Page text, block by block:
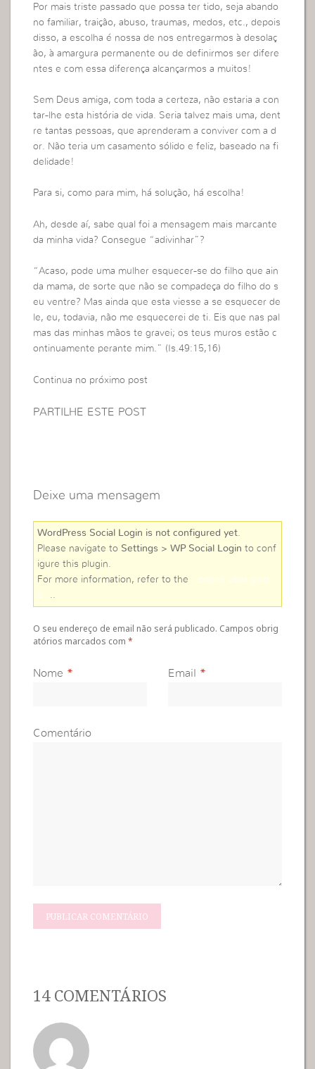
Por mais triste passado que possa ter tido, seja abando
no familiar, traição, abuso, traumas, medos, etc., depois
disso, a escolha é nossa de nos entregarmos à desolaç
ão, à amargura permanente ou de definirmos ser difere
ntes e com essa diferença alcançarmos a muitos!
Sem Deus amiga, com toda a certeza, não estaria a con
tar-lhe esta história de vida. Seria talvez mais uma, dent
re tantas pessoas, que aprenderam a conviver com a d
or. Não teria um casamento sólido e feliz, baseado na fi
delidade!
Para si, como para mim, há solução, há escolha!
Ah, desde aí, sabe qual foi a mensagem mais marcante
da minha vida? Consegue “adivinhar”?
“Acaso, pode uma mulher esquecer-se do filho que ain
da mama, de sorte que não se compadeça do filho do s
eu ventre? Mas ainda que esta viesse a se esquecer de
le, eu, todavia, não me esquecerei de ti. Eis que nas pal
mas das minhas mãos te gravei; os teus muros estão c
ontinuamente perante mim.” (Is.49:15,16)
Continua no próximo post
PARTILHE ESTE POST
Deixe uma mensagem
WordPress Social Login is not configured yet
Please navigate to Settings > WP Social Login to conf
igure this plugin.
For more information, refer to the
online user guid
e
O seu endereço de email não será publicado. Campos obrig
atórios marcados com*
Nome * Email *
Comentário
14 COMENTÁRIOS